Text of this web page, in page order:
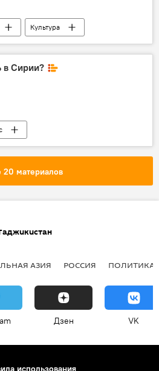
Культура
Таджикистана
в Сирии?
20 материалов
АЗИЯ РОССИЯ ПОЛИТИКА
Дзен VK
использования